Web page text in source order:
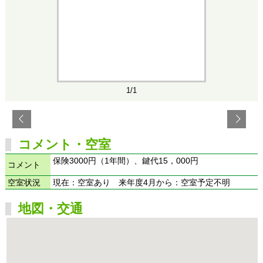
1/1
コメント・空室
コメント 保険3000円（1年間）、鍵代15，000円
空室状況 現在：空室あり 来年度4月から：空室予定不明
地図・交通